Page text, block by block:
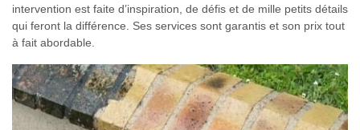
intervention est faite d’inspiration, de défis et de mille petits détails
qui feront la différence. Ses services sont garantis et son prix tout
à fait abordable.